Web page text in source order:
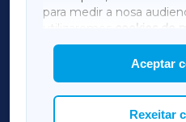
para medir a nosa
utilizaremos
cookies de
mostrar publicidade de
Así mesmo, podes
cookies que desexas
Aceptar
Rexeitar